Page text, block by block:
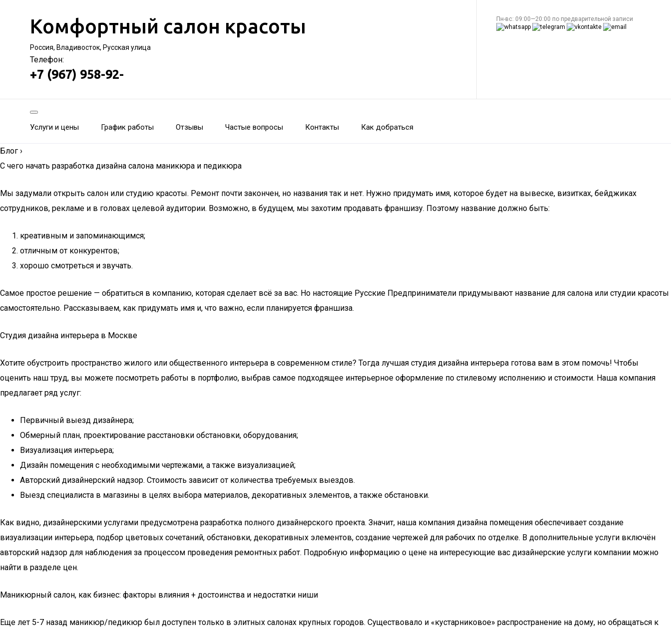
Комфортный салон красоты
Россия, Владивосток, Русская улица
Телефон:
+7 (967) 958-92-
Пн-вс: 09:00—20:00 по предварительной записи
Услуги и цены График работы Отзывы Частые вопросы Контакты Как добраться
Блог ›
С чего начать разработка дизайна салона маникюра и педикюра
Мы задумали открыть салон или студию красоты. Ремонт почти закончен, но названия так и нет. Нужно придумать имя, которое будет на вывеске, визитках, бейджиках
сотрудников, рекламе и в головах целевой аудитории. Возможно, в будущем, мы захотим продавать франшизу. Поэтому название должно быть:
креативным и запоминающимся;
отличным от конкурентов;
хорошо смотреться и звучать.
Самое простое решение — обратиться в компанию, которая сделает всё за вас. Но настоящие Русские Предприниматели придумывают название для салона или студии красоты
самостоятельно. Рассказываем, как придумать имя и, что важно, если планируется франшиза.
Студия дизайна интерьера в Москве
Хотите обустроить пространство жилого или общественного интерьера в современном стиле? Тогда лучшая студия дизайна интерьера готова вам в этом помочь! Чтобы
оценить наш труд, вы можете посмотреть работы в портфолио, выбрав самое подходящее интерьерное оформление по стилевому исполнению и стоимости. Наша компания
предлагает ряд услуг:
Первичный выезд дизайнера;
Обмерный план, проектирование расстановки обстановки, оборудования;
Визуализация интерьера;
Дизайн помещения с необходимыми чертежами, а также визуализацией;
Авторский дизайнерский надзор. Стоимость зависит от количества требуемых выездов.
Выезд специалиста в магазины в целях выбора материалов, декоративных элементов, а также обстановки.
Как видно, дизайнерскими услугами предусмотрена разработка полного дизайнерского проекта. Значит, наша компания дизайна помещения обеспечивает создание
визуализации интерьера, подбор цветовых сочетаний, обстановки, декоративных элементов, создание чертежей для рабочих по отделке. В дополнительные услуги включён
авторский надзор для наблюдения за процессом проведения ремонтных работ. Подробную информацию о цене на интересующие вас дизайнерские услуги компании можно
найти в разделе цен.
Маникюрный салон, как бизнес: факторы влияния + достоинства и недостатки ниши
Еще лет 5-7 назад маникюр/педикюр был доступен только в элитных салонах крупных городов. Существовало и «кустарниковое» распространение на дому, но обращаться к